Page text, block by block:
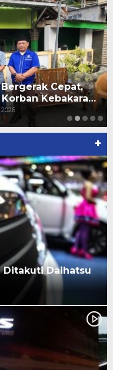
Cepat,
Kebakara…
2026
+
Ditakuti Daihatsu